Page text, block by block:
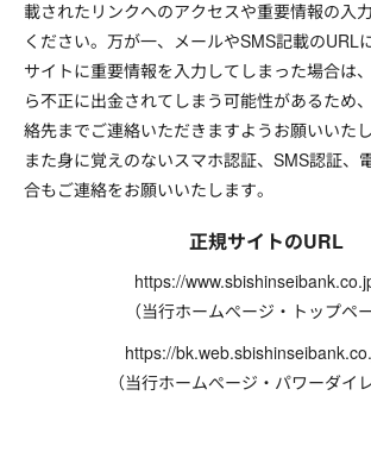
載されたリンクへのアクセスや重要情報の入
ください。万が一、メールやSMS記載のURL
サイトに重要情報を入力してしまった場合は
ら不正に出金されてしまう可能性があるため
絡先までご連絡いただきますようお願いいたし
また身に覚えのないスマホ認証、SMS認証、
合もご連絡をお願いいたします。
正規サイトのURL
https://
（当行ホームぺージ・トップペー
https://
（当行ホームぺージ・パワーダイ